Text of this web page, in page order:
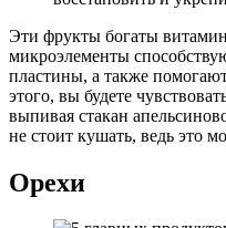
Эти фрукты богаты
микроэлементы
пластины, а также
этого, вы будете
выпивая стакан
не стоит кушать, ведь это
Орехи